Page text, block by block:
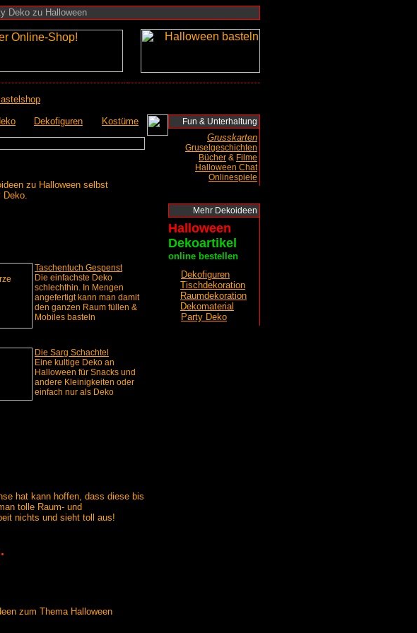
Deko zu Halloween
Dekofiguren Kostüme
zu Halloween selbst
Deko.
Taschentuch Gespenst
Die einfachste Deko
schlechthin. In Mengen
angefertigt kann man damit
den ganzen Raum füllen &
Mobiles basteln
Die Sarg Schachtel
Eine kultige Deko an
Halloween für Snacks und
andere Kleinigkeiten oder
einfach nur als Deko
hat kann hoffen, dass diese bis
tolle Raum- und
nichts und sieht toll aus!
zum Thema Halloween
Fun & Unterhaltung
Grusskarten
Gruselgeschichten
Bücher & Filme
Halloween Chat
Onlinespiele
Mehr Dekoideen
Halloween
Dekoartikel
online bestellen
Dekofiguren
Tischdekoration
Raumdekoration
Dekomaterial
Party Deko